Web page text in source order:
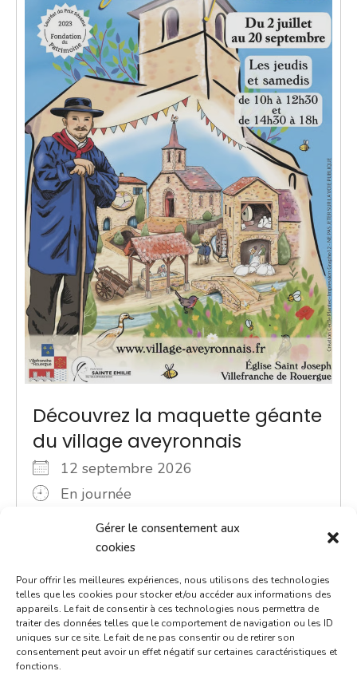
Gérer le consentement aux
cookies
Pour offrir les meilleures expériences, nous utilisons des technologies
telles que les cookies pour stocker et/ou accéder aux informations des
appareils. Le fait de consentir à ces technologies nous permettra de
traiter des données telles que le comportement de navigation ou les ID
uniques sur ce site. Le fait de ne pas consentir ou de retirer son
consentement peut avoir un effet négatif sur certaines caractéristiques et
fonctions.
Découvrez la maquette géante
du village aveyronnais
12 septembre 2026
En journée
Eglise Saint-Joseph
patrimoine, le Village Aveyronnais est une maquette
exceptionnelle par sa taille et son niveau de détail.
Avec [...]
En savoir plus